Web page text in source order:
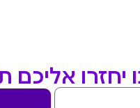
יחזרו